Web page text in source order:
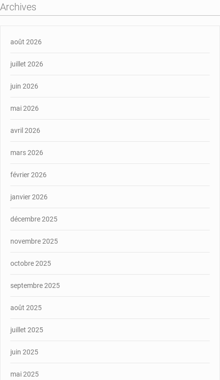
Archives
août 2026
juillet 2026
juin 2026
mai 2026
avril 2026
mars 2026
février 2026
janvier 2026
décembre 2025
novembre 2025
octobre 2025
septembre 2025
août 2025
juillet 2025
juin 2025
mai 2025